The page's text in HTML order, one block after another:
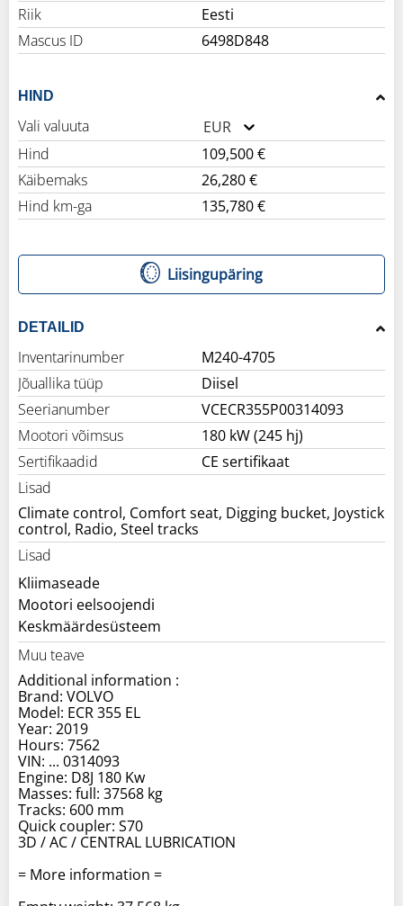
Riik
Eesti
Mascus ID
6498D848
HIND
Vali valuuta
EUR
Hind
109,500 €
Käibemaks
26,280 €
Hind km-ga
135,780 €
Liisingupäring
DETAILID
Inventarinumber
M240-4705
Jõuallika tüüp
Diisel
Seerianumber
VCECR355P00314093
Mootori võimsus
180 kW (245 hj)
Sertifikaadid
CE sertifikaat
Lisad
Climate control, Comfort seat, Digging bucket, Joystick
control, Radio, Steel tracks
Lisad
Kliimaseade
Mootori eelsoojendi
Keskmäärdesüsteem
Muu teave
Additional information :
Brand: VOLVO
Model: ECR 355 EL
Year: 2019
Hours: 7562
VIN: ... 0314093
Engine: D8J 180 Kw
Masses: full: 37568 kg
Tracks: 600 mm
Quick coupler: S70
3D / AC / CENTRAL LUBRICATION
= More information =